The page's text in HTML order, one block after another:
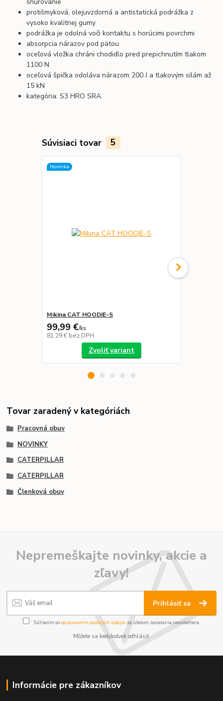
protišmyková, olejuvzdorná a antistatická podrážka z
vysoko kvalitnej gumy
podrážka je odolná voči kontaktu s horúcimi povrchmi
absorpcia nárazov pod pätou
oceľová vložka chráni chodidlo pred prepichnutím tlakom
1100 N
oceľová špička odoláva nárazom 200 J a tlakovým silám až
15 kN
kategória: S3 HRO SRA.
Súvisiaci tovar 5
Novinka
Mikina CAT HOODIE-S
99,99 €/ks
81,29 € bez DPH
Zvoliť variant
Tovar zaradený v kategóriách
Pracovná obuv
NOVINKY
CATERPILLAR
CATERPILLAR
Členková obuv
Nepremeškajte novinky, akcie a
zľavy!
Prihlásiť sa
Súhlasím sospracovaním osobných údajov za účelom zasielania newslettera.
Môžete sa kedykoľvek odhlásiť.
Informácie pre zákazníkov